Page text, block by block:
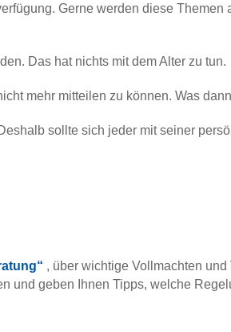
Gerne werden diese Themen
Das hat nichts mit dem Alter zu tun.
mehr mitteilen zu können. Was
sollte sich jeder mit seiner
, über wichtige Vollmachten und
und geben Ihnen Tipps, welche